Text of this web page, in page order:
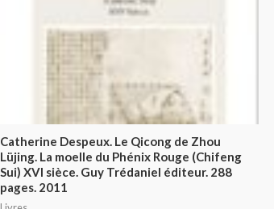
Catherine Despeux. Le Qicong de Zhou
Lüjing. La moelle du Phénix Rouge (Chifeng
Sui) XVI sièce. Guy Trédaniel éditeur. 288
pages. 2011